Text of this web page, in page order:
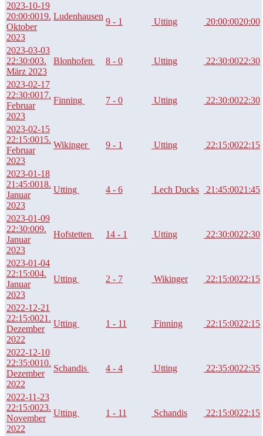
2023-10-19
20:00:0019.
Oktober
2023
Ludenhausen
9 - 1 Utting 20:00:0020:00
2023-03-03
22:30:003.
März 2023
Blonhofen 8 - 0 Utting 22:30:0022:30
2023-02-17
22:30:0017.
Februar
2023
Finning 7 - 0 Utting 22:30:0022:30
2023-02-15
22:15:0015.
Februar
2023
Wikinger 9 - 1 Utting 22:15:0022:15
2023-01-18
21:45:0018.
Januar
2023
Utting 4 - 6 Lech Ducks 21:45:0021:45
2023-01-09
22:30:009.
Januar
2023
Hofstetten 14 - 1 Utting 22:30:0022:30
2023-01-04
22:15:004.
Januar
2023
Utting 2 - 7 Wikinger 22:15:0022:15
2022-12-21
22:15:0021.
Dezember
2022
Utting 1 - 11 Finning 22:15:0022:15
2022-12-10
22:35:0010.
Dezember
2022
Schandis 4 - 4 Utting 22:35:0022:35
2022-11-23
22:15:0023.
November
2022
Utting 1 - 11 Schandis 22:15:0022:15